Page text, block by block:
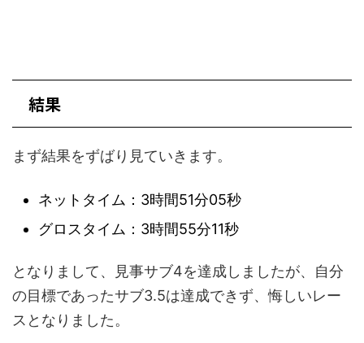
結果
まず結果をずばり見ていきます。
ネットタイム：3時間51分05秒
グロスタイム：3時間55分11秒
となりまして、見事サブ4を達成しましたが、自分
の目標であったサブ3.5は達成できず、悔しいレー
スとなりました。